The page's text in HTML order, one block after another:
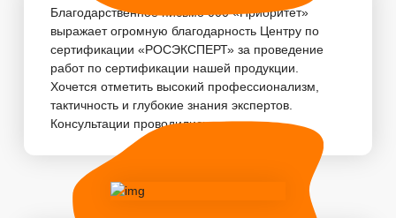
Благодарственное письмо 000 «Приоритет»
выражает огромную благодарность Центру по
сертификации «РОСЭКСПЕРТ» за проведение
работ по сертификации нашей продукции.
Хочется отметить высокий профессионализм,
тактичность и глубокие знания экспертов.
Консультации проводились...